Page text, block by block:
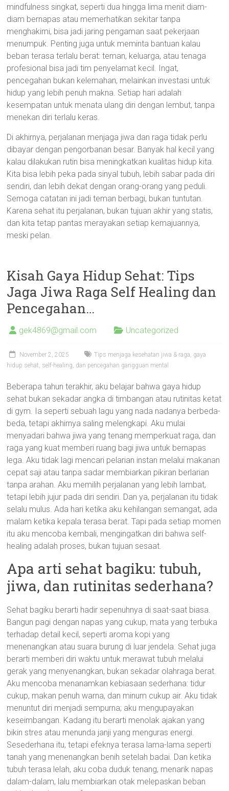
mindfulness singkat, seperti dua hingga lima menit diam-
diam bernapas atau memerhatikan sekitar tanpa
menghakimi, bisa jadi jaring pengaman saat pekerjaan
menumpuk. Penting juga untuk meminta bantuan kalau
beban terasa terlalu berat: teman, keluarga, atau tenaga
profesional bisa jadi tim penyelamat kecil. Ingat,
pencegahan bukan kelemahan, melainkan investasi untuk
hidup yang lebih penuh makna. Setiap hari adalah
kesempatan untuk menata ulang diri dengan lembut, tanpa
menekan diri terlalu keras.
Di akhirnya, perjalanan menjaga jiwa dan raga tidak perlu
dibayar dengan pengorbanan besar. Banyak hal kecil yang
kalau dilakukan rutin bisa meningkatkan kualitas hidup kita.
Kita bisa lebih peka pada sinyal tubuh, lebih sabar pada diri
sendiri, dan lebih dekat dengan orang-orang yang peduli.
Semoga catatan ini jadi teman berbagi, bukan tuntutan.
Karena sehat itu perjalanan, bukan tujuan akhir yang statis,
dan kita tetap pantas merayakan setiap kemajuannya,
meski pelan.
Kisah Gaya Hidup Sehat: Tips
Jaga Jiwa Raga Self Healing dan
Pencegahan…
gek4869@gmail.com Uncategorized
November 2, 2025
Tips menjaga kesehatan jiwa & raga, gaya
hidup sehat, self-healing, dan pencegahan gangguan mental
Beberapa tahun terakhir, aku belajar bahwa gaya hidup
sehat bukan sekadar angka di timbangan atau rutinitas ketat
di gym. Ia seperti sebuah lagu yang nada nadanya berbeda-
beda, tetapi akhirnya saling melengkapi. Aku mulai
menyadari bahwa jiwa yang tenang memperkuat raga, dan
raga yang kuat memberi ruang bagi jiwa untuk bernapas
lega. Aku tidak lagi mencari pelarian instan melalui makanan
cepat saji atau tanpa sadar membiarkan pikiran berlarian
tanpa arahan. Aku memilih perjalanan yang lebih lambat,
tetapi lebih jujur pada diri sendiri. Dan ya, perjalanan itu tidak
selalu mulus. Ada hari ketika aku kehilangan semangat, ada
malam ketika kepala terasa berat. Tapi pada setiap momen
itu aku mencoba kembali, mengingatkan diri bahwa self-
healing adalah proses, bukan tujuan sesaat.
Apa arti sehat bagiku: tubuh,
jiwa, dan rutinitas sederhana?
Sehat bagiku berarti hadir sepenuhnya di saat-saat biasa.
Bangun pagi dengan napas yang cukup, mata yang terbuka
terhadap detail kecil, seperti aroma kopi yang
menenangkan atau suara burung di luar jendela. Sehat juga
berarti memberi diri waktu untuk merawat tubuh melalui
gerak yang menyenangkan, bukan sekadar olahraga berat.
Aku mencoba menanamkan kebiasaan sederhana: tidur
cukup, makan penuh warna, dan minum cukup air. Aku tidak
menuntut diri menjadi sempurna; aku mengupayakan
keseimbangan. Kadang itu berarti menolak ajakan yang
bikin stres atau menunda janji yang menguras energi.
Sesederhana itu, tetapi efeknya terasa lama-lama seperti
tanah yang menenangkan benih setelah badai. Dan ketika
tubuh terasa lelah, aku coba duduk tenang, menarik napas
dalam-dalam, lalu membiarkan otak melepaskan beban